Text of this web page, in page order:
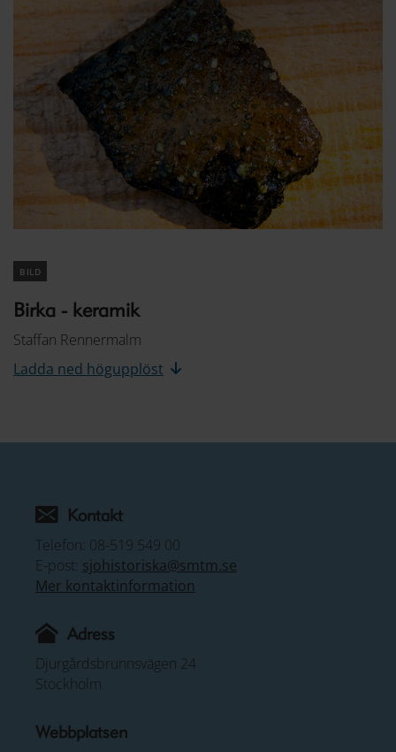
bild
Birka - keramik
Staffan Rennermalm
Ladda ned högupplöst
Kontakt
Telefon: 08-519 549 00
E-post: sjohistoriska@smtm.se
Mer kontaktinformation
Adress
Djurgårdsbrunnsvägen 24
Stockholm
Webbplatsen